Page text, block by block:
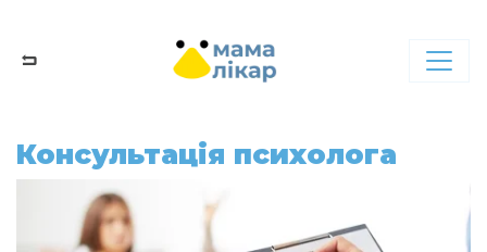
Консультація психолога